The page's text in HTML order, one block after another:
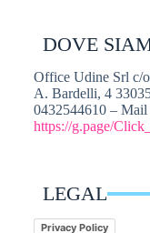
DOVE
Office Udine Srl c/
A. Bardelli, 4
0432544610 –
https://g.page/
LEGAL
Privacy Policy